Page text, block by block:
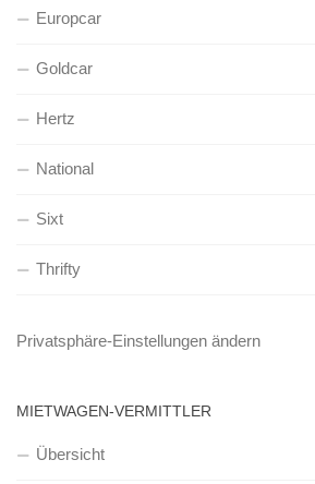
Europcar
Goldcar
Hertz
National
Sixt
Thrifty
Privatsphäre-Einstellungen ändern
MIETWAGEN-VERMITTLER
Übersicht